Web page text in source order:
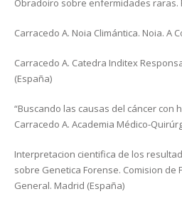
Obradoiro sobre enfermidades raras.
Carracedo A. Noia Climántica. Noia. A
Carracedo A. Catedra Inditex
(España)
“Buscando las causas del cáncer con
Carracedo A. Academia Médico-
Interpretacion cientifica de los
sobre Genetica Forense. Comision de
General. Madrid (España)